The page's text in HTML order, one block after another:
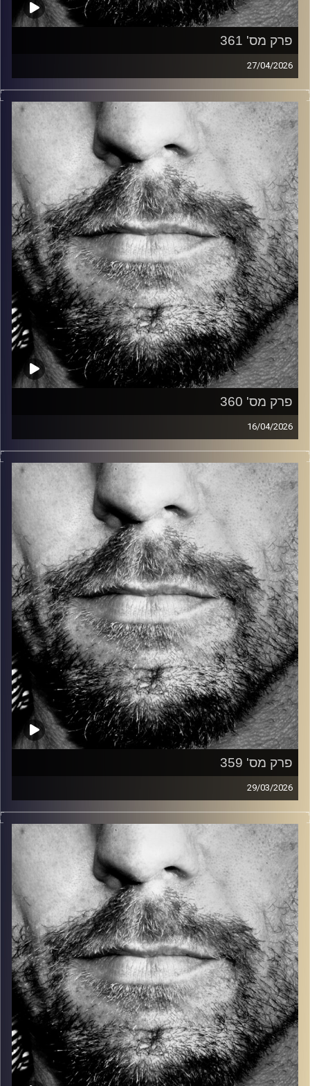
פרק מס' 361
27/04/2026
זיפים, מוזיקה מחוספסת של הופעות חיות. הרבה ג'אם, רוק,
בלוז, bluegrass, ג'אז, Fאנק, פרוגרסיב ואפילו אלקטרוניקה.
כל מה שחי, אמיתי ונושם.
עם שמוליק רגב.
קרדיט תמונות: David Goehring
פרק מס' 360
16/04/2026
זיפים, מוזיקה מחוספסת של הופעות חיות. הרבה ג'אם, רוק,
בלוז, bluegrass, ג'אז, Fאנק, פרוגרסיב ואפילו אלקטרוניקה.
כל מה שחי, אמיתי ונושם.
עם שמוליק רגב.
קרדיט תמונות: David Goehring
פרק מס' 359
29/03/2026
זיפים, מוזיקה מחוספסת של הופעות חיות. הרבה ג'אם, רוק,
בלוז, bluegrass, ג'אז, Fאנק, פרוגרסיב ואפילו אלקטרוניקה.
כל מה שחי, אמיתי ונושם.
עם שמוליק רגב.
קרדיט תמונות: David Goehring